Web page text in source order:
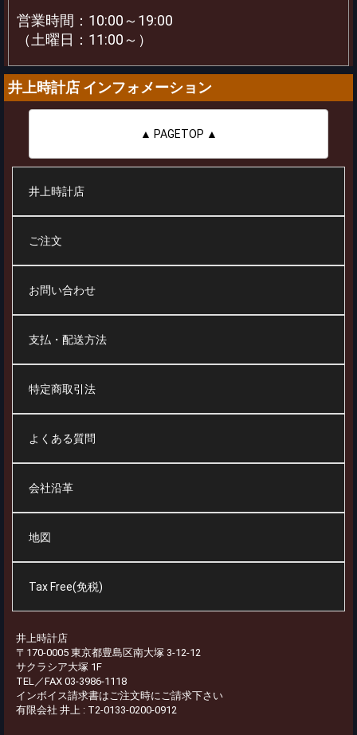
営業時間：10:00～19:00
（土曜日：11:00～）
井上時計店 インフォメーション
▲ PAGETOP ▲
井上時計店
ご注文
お問い合わせ
支払・配送方法
特定商取引法
よくある質問
会社沿革
地図
Tax Free(免税)
井上時計店
〒170-0005 東京都豊島区南大塚 3-12-12
サクラシア大塚 1F
TEL／FAX 03-3986-1118
インボイス請求書はご注文時にご請求下さい
有限会社 井上 : T2-0133-0200-0912